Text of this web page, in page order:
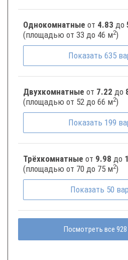
Однокомнатные от 4.83 до
(площадью от 33 до 46 м2)
Показать 635
Двухкомнатные от 7.22 до
(площадью от 52 до 66 м2)
Показать 199
Трёхкомнатные от 9.98 до
(площадью от 70 до 75 м2)
Показать 50
Посмотреть все